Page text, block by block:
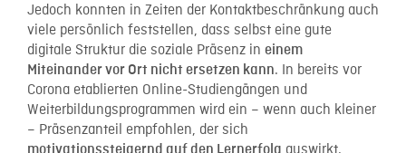
Jedoch konnten in Zeiten der Kontaktbeschränkung auch
viele persönlich feststellen, dass selbst eine gute
digitale Struktur die soziale Präsenz in einem
Miteinander vor Ort nicht ersetzen kann. In bereits vor
Corona etablierten Online-Studiengängen und
Weiterbildungsprogrammen wird ein – wenn auch kleiner
– Präsenzanteil empfohlen, der sich
motivationssteigernd auf den Lernerfolg